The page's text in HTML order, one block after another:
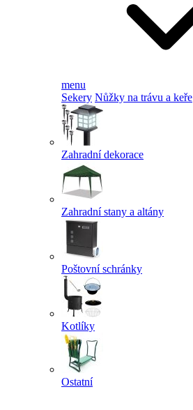
menu
Sekery Nůžky na trávu a keře
Zahradní dekorace
Zahradní stany a altány
Poštovní schránky
Kotlíky
Ostatní